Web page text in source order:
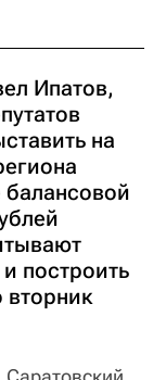
Ипатов,
на
построить
вторник